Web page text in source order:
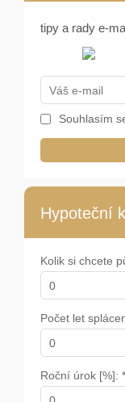
tipy a rady e-
Souhlasím
Hypoteční
Kolik si chcete
Počet let
Roční úrok [%]: *